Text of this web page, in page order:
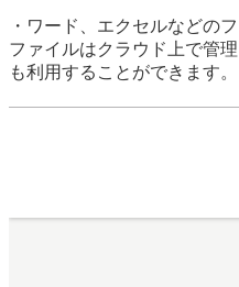
・ワード、エクセルなどの
ファイルはクラウド上で管
も利用することができます。